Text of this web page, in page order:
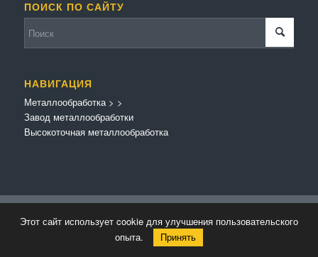
ПОИСК ПО САЙТУ
НАВИГАЦИЯ
Металлообработка>
Завод металлообработки
>
Высокоточная металлообработка
Kriesi
Этот сайт использует cookie для улучшения пользовательского
опыта.
Принять